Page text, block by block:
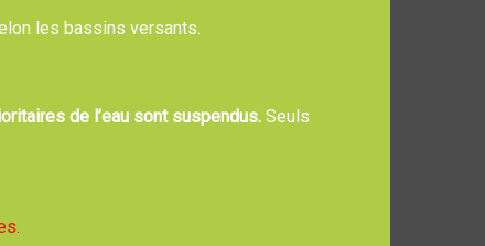
les bassins versants.
de l’eau sont suspendus.Seuls